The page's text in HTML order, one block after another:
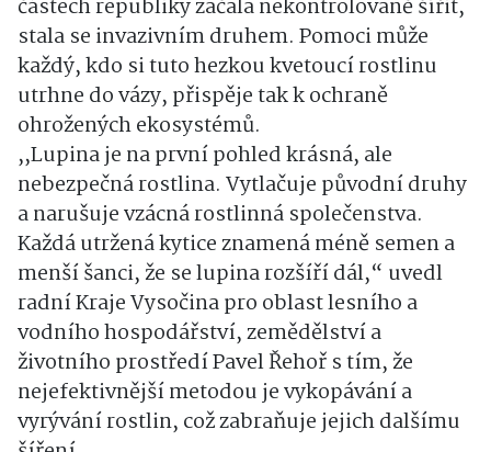
částech republiky začala nekontrolovaně šířit,
stala se invazivním druhem. Pomoci může
každý, kdo si tuto hezkou kvetoucí rostlinu
utrhne do vázy, přispěje tak k ochraně
ohrožených ekosystémů.
,,Lupina je na první pohled krásná, ale
nebezpečná rostlina. Vytlačuje původní druhy
a narušuje vzácná rostlinná společenstva.
Každá utržená kytice znamená méně semen a
menší šanci, že se lupina rozšíří dál,“ uvedl
radní Kraje Vysočina pro oblast lesního a
vodního hospodářství, zemědělství a
životního prostředí Pavel Řehoř s tím, že
nejefektivnější metodou je vykopávání a
vyrývání rostlin, což zabraňuje jejich dalšímu